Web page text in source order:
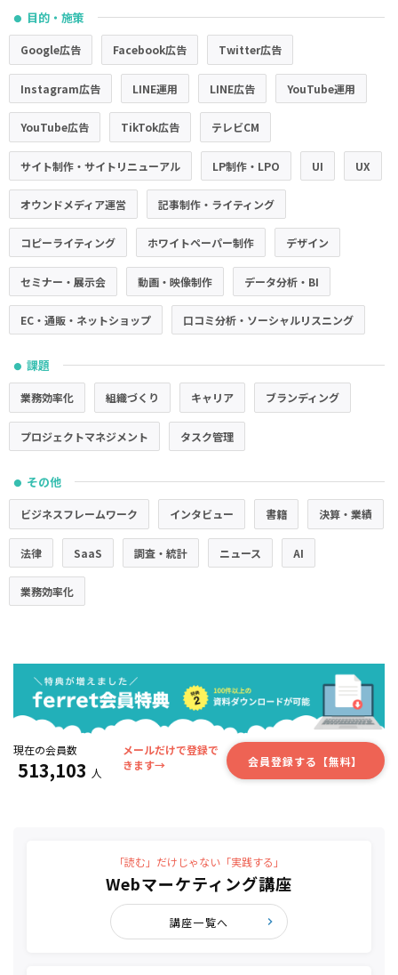
● 目的・施策
Google広告 Facebook広告 Twitter広告
Instagram広告 LINE運用 LINE広告 YouTube運用
YouTube広告 TikTok広告 テレビCM
サイト制作・サイトリニューアル LP制作・LPO UI UX
オウンドメディア運営 記事制作・ライティング
コピーライティング ホワイトペーパー制作 デザイン
セミナー・展示会 動画・映像制作 データ分析・BI
EC・通販・ネットショップ 口コミ分析・ソーシャルリスニング
● 課題
業務効率化 組織づくり キャリア ブランディング
プロジェクトマネジメント タスク管理
● その他
ビジネスフレームワーク インタビュー 書籍 決算・業績
法律 SaaS 調査・統計 ニュース AI
業務効率化
現在の会員数
513,103 人
メールだけで登録で
きます→
会員登録する【無料】
「読む」だけじゃない「実践する」
Webマーケティング講座
講座一覧へ